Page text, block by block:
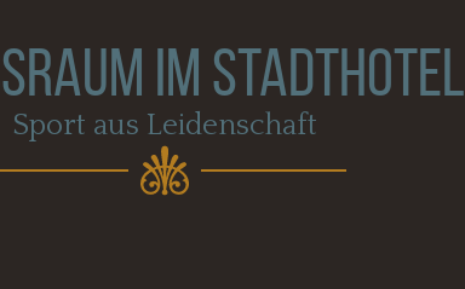
IM STADTHOTEL
Sport aus Leidenschaft